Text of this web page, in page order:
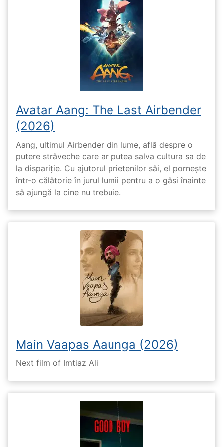
Avatar Aang: The Last Airbender
(2026)
Aang, ultimul Airbender din lume, află despre o
putere străveche care ar putea salva cultura sa de
la dispariție. Cu ajutorul prietenilor săi, el pornește
într-o călătorie în jurul lumii pentru a o găsi înainte
să ajungă la cine nu trebuie.
Main Vaapas Aaunga (2026)
Next film of Imtiaz Ali